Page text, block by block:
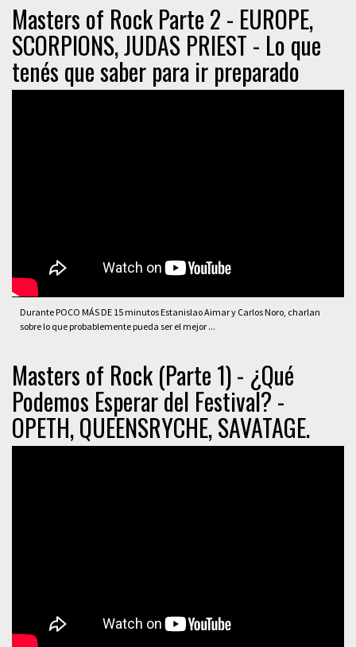
Masters of Rock Parte 2 - EUROPE,
SCORPIONS, JUDAS PRIEST - Lo que
tenés que saber para ir preparado
Durante POCO MÁS DE 15 minutos Estanislao Aimar y Carlos Noro, charlan
sobre lo que probablemente pueda ser el mejor ...
Masters of Rock (Parte 1) - ¿Qué
Podemos Esperar del Festival? -
OPETH, QUEENSRYCHE, SAVATAGE.